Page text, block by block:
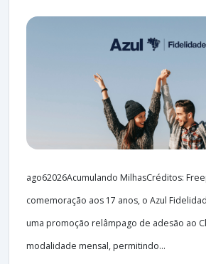
ago62026Acumulando MilhasCréditos:
comemoração aos 17 anos, o Azul
uma promoção relâmpago de adesão ao
modalidade mensal, permitindo...